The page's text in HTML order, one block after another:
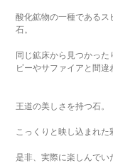
酸化鉱物の一種である
石。
同じ鉱床から見つかっ
ビーやサファイアと間違
王道の美しさを持つ石。
こっくりと映し込まれた
是非、実際に楽しんでい